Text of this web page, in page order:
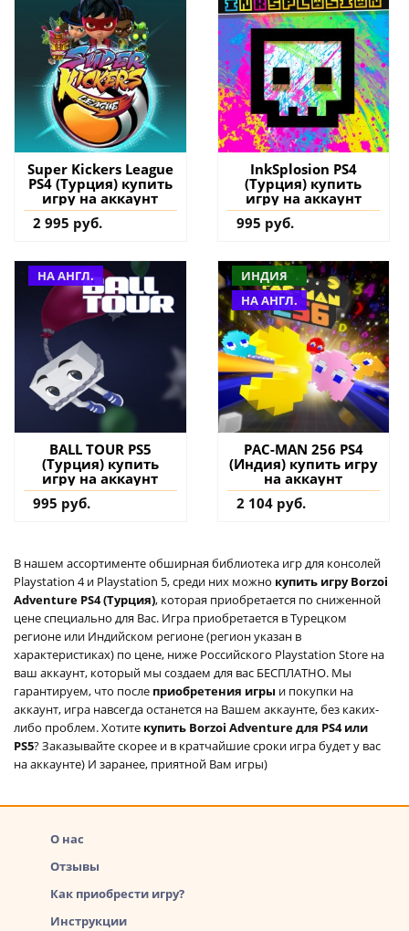
Super Kickers League
PS4 (Турция) купить
игру на аккаунт
2 995 руб.
InkSplosion PS4
(Турция) купить
игру на аккаунт
995 руб.
НА АНГЛ.
BALL TOUR PS5
(Турция) купить
игру на аккаунт
995 руб.
ИНДИЯ
НА АНГЛ.
PAC-MAN 256 PS4
(Индия) купить игру
на аккаунт
2 104 руб.
В нашем ассортименте обширная библиотека игр для консолей
Playstation 4 и Playstation 5, среди них можно купить игру Borzoi
Adventure PS4 (Турция), которая приобретается по сниженной
цене специально для Вас. Игра приобретается в Турецком
регионе или Индийском регионе (регион указан в
характеристиках) по цене, ниже Российского Playstation Store на
ваш аккаунт, который мы создаем для вас БЕСПЛАТНО. Мы
гарантируем, что после приобретения игры и покупки на
аккаунт, игра навсегда останется на Вашем аккаунте, без каких-
либо проблем. Хотите купить Borzoi Adventure для PS4 или
PS5? Заказывайте скорее и в кратчайшие сроки игра будет у вас
на аккаунте) И заранее, приятной Вам игры)
О нас
Отзывы
Как приобрести игру?
Инструкции